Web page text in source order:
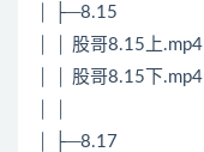
│ ├─8.15
│ │ 股哥8.15上.mp4
│ │ 股哥8.15下.mp4
│ ├─8.17